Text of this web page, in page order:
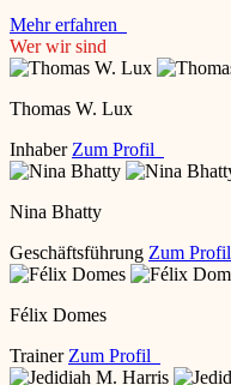
Mehr erfahren
Wer wir sind
Thomas W. Lux
Inhaber Zum Profil
Nina Bhatty
Geschäftsführung Zum Profil
Félix Domes
Trainer Zum Profil